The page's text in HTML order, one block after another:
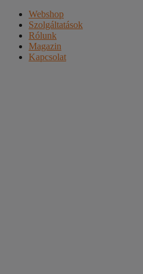
Webshop
Szolgáltatások
Rólunk
Magazin
Kapcsolat